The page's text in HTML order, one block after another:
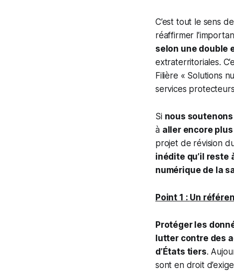
C’est tout le sens
réaffirmer
selon une double
extraterritoriales.
Filière « Solutions
services
Si nous
à aller encore
projet de révision
inédite qu’il
numérique de la
Point 1 : Un
Protéger les
lutter contre des
d’États tiers.
sont en droit